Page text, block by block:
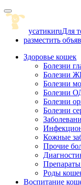
Skip
to
content
усатикиruДля
разместить
Здоровье кошек
Болезни
Болезни
Болезни
Болезни
Болезни
Болезни
Кожные
Прочие
Роды
Воспитание